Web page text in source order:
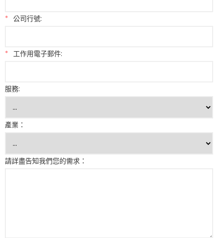
* 公司行號:
* 工作用電子郵件:
服務:
產業：
請詳盡告知我們您的需求：